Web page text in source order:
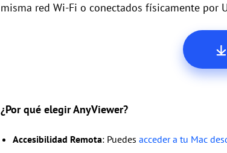
misma red Wi-Fi o conectados físicamente por
¿Por qué elegir AnyViewer?
Accesibilidad Remota: Puedes acceder a tu Mac